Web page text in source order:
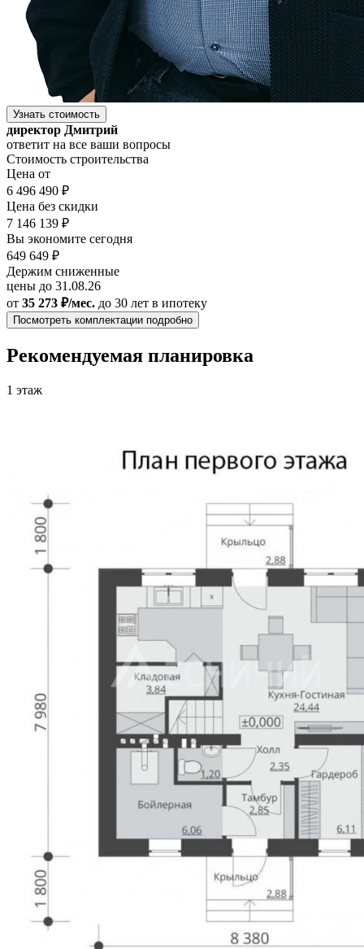
Узнать стоимость
директор Дмитрий
ответит на все ваши вопросы
Стоимость строительства
Цена от
6 496 490 ₽
Цена без скидки
7 146 139 ₽
Вы экономите сегодня
649 649 ₽
Держим сниженные
цены до 31.08.26
от 35 273 ₽/мес. до 30 лет в ипотеку
Посмотреть комплектации подробно
Рекомендуемая планировка
1 этаж